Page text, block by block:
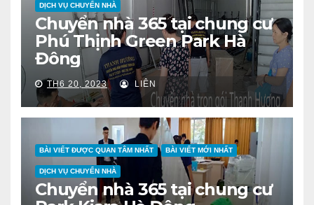
DỊCH VỤ CHUYỂN NHÀ
Chuyển nhà 365 tại chung cư
Phú Thịnh Green Park Hà
Đông
TH6 20, 2023 LIÊN
BÀI VIẾT ĐƯỢC QUAN TÂM NHẤT BÀI VIẾT MỚI NHẤT
DỊCH VỤ CHUYỂN NHÀ
Chuyển nhà 365 tại chung cư